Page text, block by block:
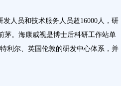
发人员和技术服务人员超16000人，研
茅。海康威视是博士后科研工作站单
利尔、英国伦敦的研发中心体系，并